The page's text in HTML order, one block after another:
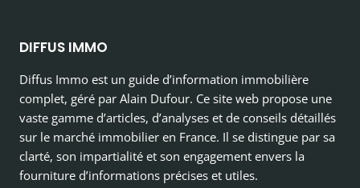
DIFFUS IMMO
Diffus Immo est un guide d’information immobilière
complet, géré par Alain Dufour. Ce site web propose une
vaste gamme d’articles, d’analyses et de conseils détaillés
sur le marché immobilier en France. Il se distingue par sa
clarté, son impartialité et son engagement envers la
fourniture d’informations précises et utiles.